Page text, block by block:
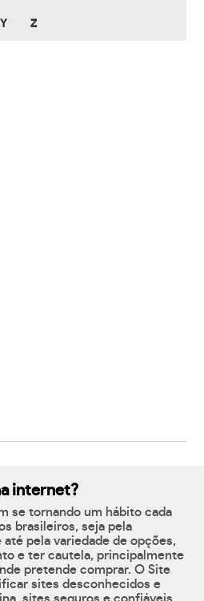
Y Z
internet?
se tornando um hábito cada
brasileiros, seja pela
pela variedade de opções,
e ter cautela, principalmente
pretende comprar. O Site
sites desconhecidos e